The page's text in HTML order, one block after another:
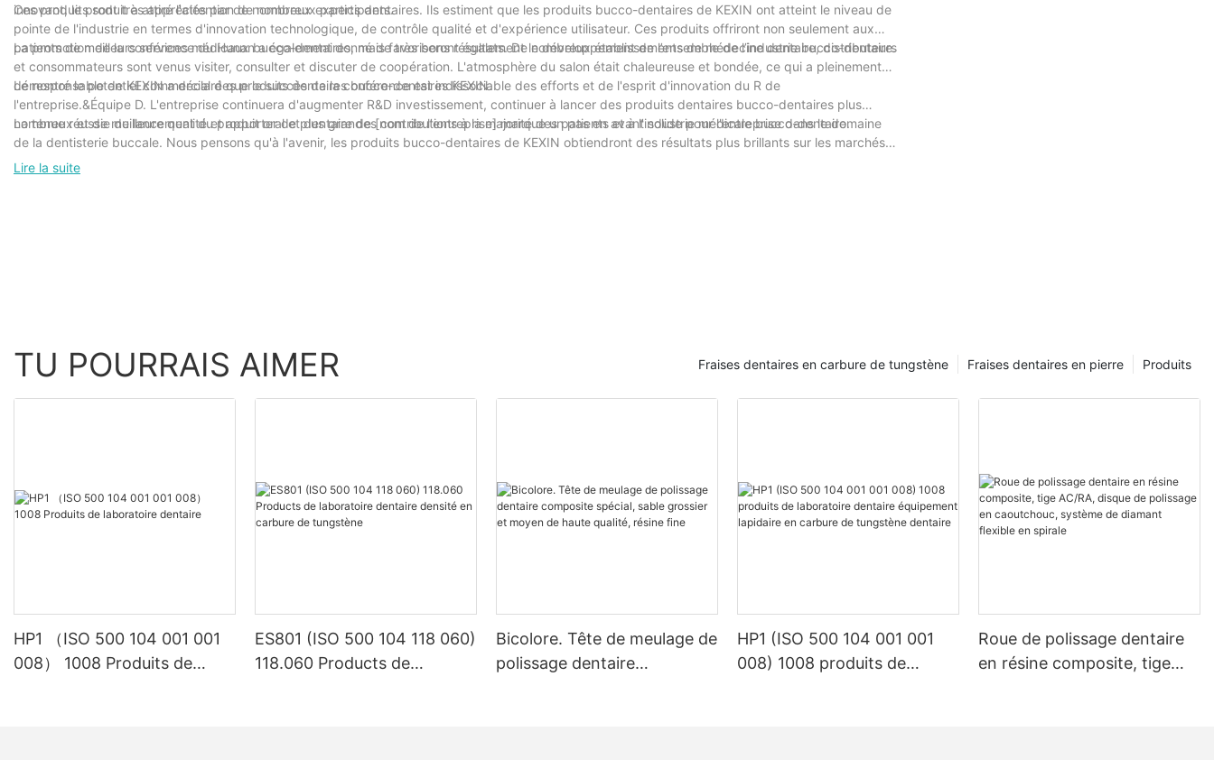
innovant, le produit a attiré l'attention de nombreux participants.
Ces produits sont très appréciés par de nombreux experts dentaires. Ils estiment que les produits bucco-dentaires de KEXIN ont atteint le niveau de
pointe de l'industrie en termes d'innovation technologique, de contrôle qualité et d'expérience utilisateur. Ces produits offriront non seulement aux
patients de meilleurs services médicaux bucco-dentaires, mais favoriseront également le développement de l’ensemble de l’industrie bucco-dentaire.
La promotion de la conférence du Hunan a également donné de très bons résultats. De nombreux établissements de médecine dentaire, distributeurs
et consommateurs sont venus visiter, consulter et discuter de coopération. L'atmosphère du salon était chaleureuse et bondée, ce qui a pleinement
démontré le potentiel commercial des produits dentaires bucco-dentaires KEXIN.
Le responsable de KEXIN a déclaré que le succès de la conférence est indissociable des efforts et de l'esprit d'innovation du R de
l'entreprise.&Équipe D. L'entreprise continuera d'augmenter R&D investissement, continuer à lancer des produits dentaires bucco-dentaires plus
nombreux et de meilleure qualité et apporter de plus grandes contributions à la majorité des patients et à l'industrie médicale bucco-dentaire.
La tenue réussie du lancement du produit oral et dentaire de [nom de l'entreprise] marque un pas en avant solide pour l'entreprise dans le domaine
de la dentisterie buccale. Nous pensons qu'à l'avenir, les produits bucco-dentaires de KEXIN obtiendront des résultats plus brillants sur les marchés
nationaux et mondiaux.
Lire la suite
TU POURRAIS AIMER Produits
Fraises dentaires en pierre
Fraises dentaires en carbure de tungstène
HP1 （ISO 500 104 001 001
008） 1008 Produits de
ES801 (ISO 500 104 118 060)
118.060 Products de
Bicolore. Tête de meulage de
polissage dentaire
HP1 (ISO 500 104 001 001
008) 1008 produits de
Roue de polissage dentaire
en résine composite, tige